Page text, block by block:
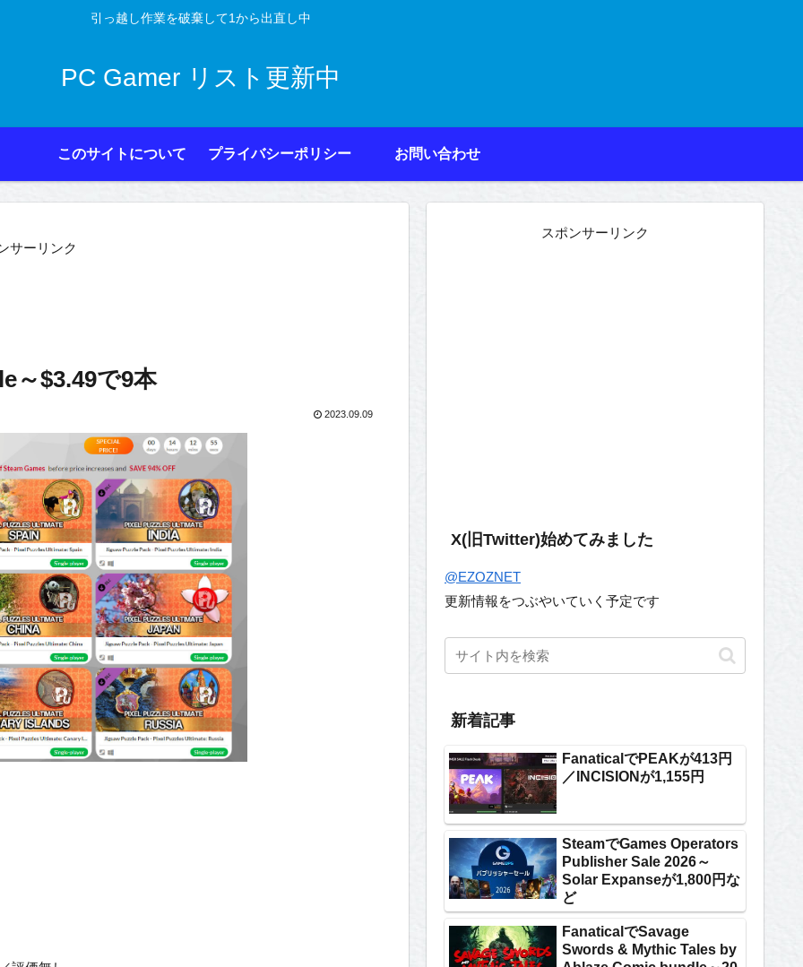
引っ越し作業を破棄して1から出直し中
PC Gamer リスト更新中
このサイトについて プライバシーポリシー お問い合わせ
サーリンク
～$3.49で9本
2023.09.09
スポンサーリンク
X(旧Twitter)始めてみました
@EZOZNET
更新情報をつぶやいていく予定です
新着記事
FanaticalでPEAKが413円
／INCISIONが1,155円
SteamでGames Operators
Publisher Sale 2026～
Solar Expanseが1,800円な
ど
FanaticalでSavage
Swords & Mythic Tales by